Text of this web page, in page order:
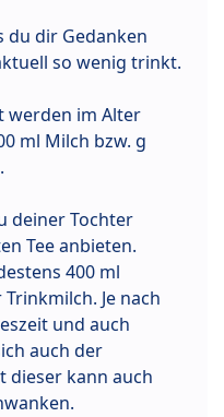
du dir Gedanken
so wenig trinkt.
werden im Alter
ml Milch bzw. g
deiner Tochter
Tee anbieten.
400 ml
Je nach
und auch
auch der
dieser kann auch